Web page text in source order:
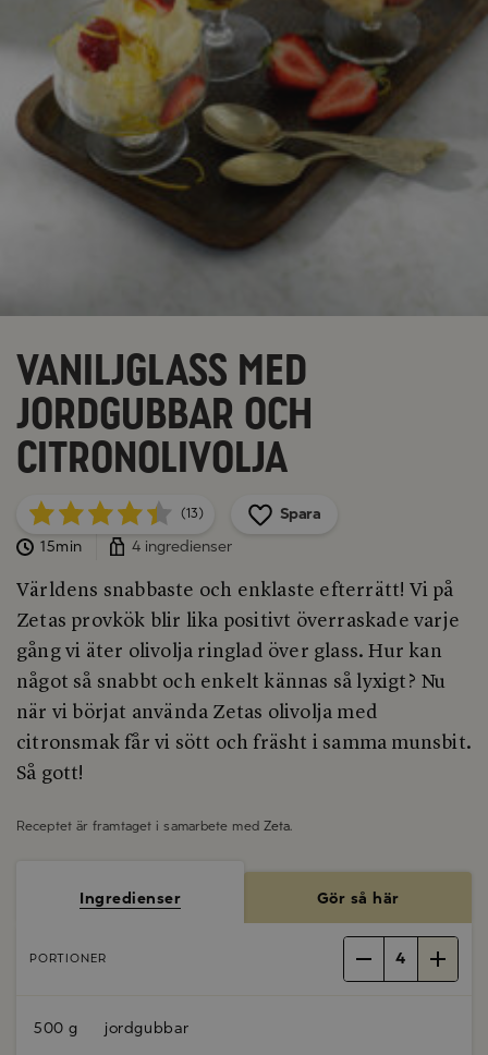
Vaniljglass med
jordgubbar och
citronolivolja
(13)
Spara
15min
4 ingredienser
Världens snabbaste och enklaste efterrätt! Vi på
Zetas provkök blir lika positivt överraskade varje
gång vi äter olivolja ringlad över glass. Hur kan
något så snabbt och enkelt kännas så lyxigt? Nu
när vi börjat använda Zetas olivolja med
citronsmak får vi sött och fräsht i samma munsbit.
Så gott!
Receptet är framtaget i samarbete med Zeta
Ingredienser Gör så här
PORTIONER 4
500 g jordgubbar